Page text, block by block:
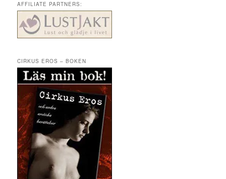
AFFILIATE PARTNERS:
CIRKUS EROS – BOKEN